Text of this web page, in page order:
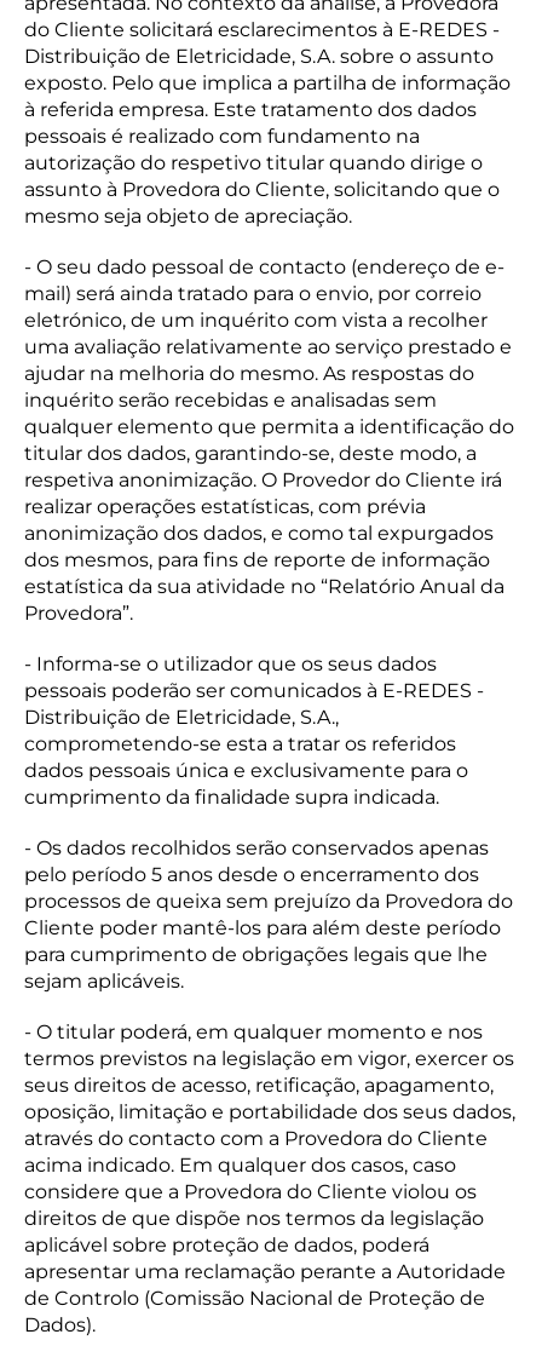
do Cliente solicitará esclarecimentos à E-REDES -
Distribuição de Eletricidade, S.A. sobre o assunto
exposto. Pelo que implica a partilha de informação
à referida empresa. Este tratamento dos dados
pessoais é realizado com fundamento na
autorização do respetivo titular quando dirige o
assunto à Provedora do Cliente, solicitando que o
mesmo seja objeto de apreciação.
- O seu dado pessoal de contacto (endereço de e-
mail) será ainda tratado para o envio, por correio
eletrónico, de um inquérito com vista a recolher
uma avaliação relativamente ao serviço prestado e
ajudar na melhoria do mesmo. As respostas do
inquérito serão recebidas e analisadas sem
qualquer elemento que permita a identificação do
titular dos dados, garantindo-se, deste modo, a
respetiva anonimização. O Provedor do Cliente irá
realizar operações estatísticas, com prévia
anonimização dos dados, e como tal expurgados
dos mesmos, para fins de reporte de informação
estatística da sua atividade no “Relatório Anual da
Provedora”.
- Informa-se o utilizador que os seus dados
pessoais poderão ser comunicados à E-REDES -
Distribuição de Eletricidade, S.A.,
comprometendo-se esta a tratar os referidos
dados pessoais única e exclusivamente para o
cumprimento da finalidade supra indicada.
- Os dados recolhidos serão conservados apenas
pelo período 5 anos desde o encerramento dos
processos de queixa sem prejuízo da Provedora do
Cliente poder mantê-los para além deste período
para cumprimento de obrigações legais que lhe
sejam aplicáveis.
- O titular poderá, em qualquer momento e nos
termos previstos na legislação em vigor, exercer os
seus direitos de acesso, retificação, apagamento,
oposição, limitação e portabilidade dos seus dados,
através do contacto com a Provedora do Cliente
acima indicado. Em qualquer dos casos, caso
considere que a Provedora do Cliente violou os
direitos de que dispõe nos termos da legislação
aplicável sobre proteção de dados, poderá
apresentar uma reclamação perante a Autoridade
de Controlo (Comissão Nacional de Proteção de
Dados).